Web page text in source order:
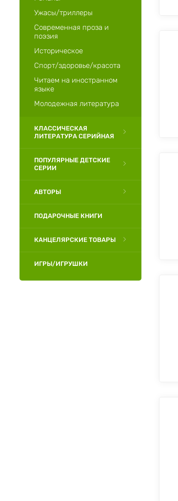
Ужасы/триллеры
Современная проза и
поэзия
Историческое
Спорт/здоровье/красота
Читаем на иностранном
языке
Молодежная литература
КЛАССИЧЕСКАЯ
ЛИТЕРАТУРА СЕРИЙНАЯ
ПОПУЛЯРНЫЕ ДЕТСКИЕ
СЕРИИ
АВТОРЫ
ПОДАРОЧНЫЕ КНИГИ
КАНЦЕЛЯРСКИЕ ТОВАРЫ
ИГРЫ/ИГРУШКИ